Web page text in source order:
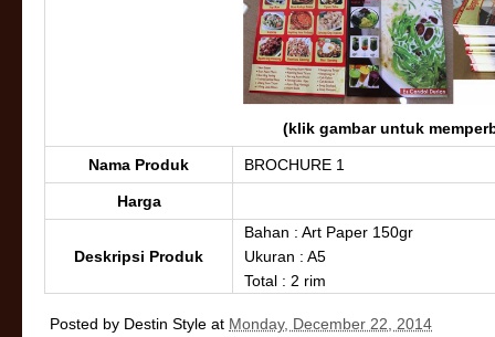
(klik gambar untuk
Nama Produk BROCHURE 1
Harga
Deskripsi Produk
Bahan : Art Paper 150gr
Ukuran : A5
Total : 2 rim
Posted by Destin Style at Monday, December 22, 2014